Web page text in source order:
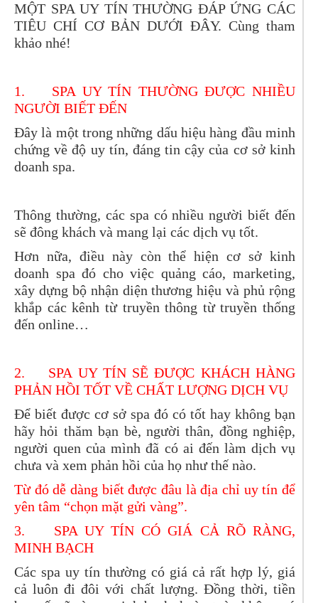
MỘT SPA UY TÍN THƯỜNG ĐÁP ỨNG CÁC
TIÊU CHÍ CƠ BẢN DƯỚI ĐÂY. Cùng tham
khảo nhé!
1. SPA UY TÍN THƯỜNG ĐƯỢC NHIỀU
NGƯỜI BIẾT ĐẾN
Đây là một trong những dấu hiệu hàng đầu minh
chứng về độ uy tín, đáng tin cậy của cơ sở kinh
doanh spa.
Thông thường, các spa có nhiều người biết đến
sẽ đông khách và mang lại các dịch vụ tốt.
Hơn nữa, điều này còn thể hiện cơ sở kinh
doanh spa đó cho việc quảng cáo, marketing,
xây dựng bộ nhận diện thương hiệu và phủ rộng
khắp các kênh từ truyền thông từ truyền thống
đến online…
2. SPA UY TÍN SẼ ĐƯỢC KHÁCH HÀNG
PHẢN HỒI TỐT VỀ CHẤT LƯỢNG DỊCH VỤ
Để biết được cơ sở spa đó có tốt hay không bạn
hãy hỏi thăm bạn bè, người thân, đồng nghiệp,
người quen của mình đã có ai đến làm dịch vụ
chưa và xem phản hồi của họ như thế nào.
Từ đó dễ dàng biết được đâu là địa chỉ uy tín để
yên tâm “chọn mặt gửi vàng”.
3. SPA UY TÍN CÓ GIÁ CẢ RÕ RÀNG,
MINH BẠCH
Các spa uy tín thường có giá cả rất hợp lý, giá
cả luôn đi đôi với chất lượng. Đồng thời, tiền